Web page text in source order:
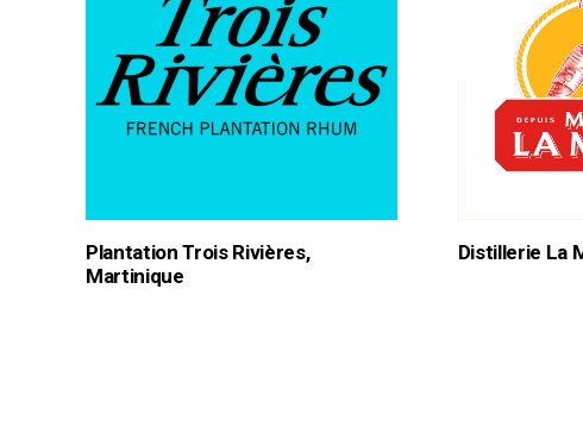
Plantation Trois Rivières,
Martinique
Distillerie La